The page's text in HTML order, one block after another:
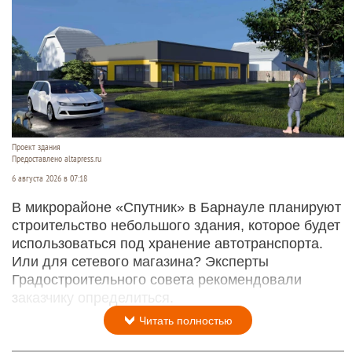
Проект здания
Предоставлено altapress.ru
6 августа 2026 в 07:18
В микрорайоне «Спутник» в Барнауле планируют
строительство небольшого здания, которое будет
использоваться под хранение автотранспорта.
Или для сетевого магазина? Эксперты
Градостроительного совета рекомендовали
заказчику определиться.
Читать полностью